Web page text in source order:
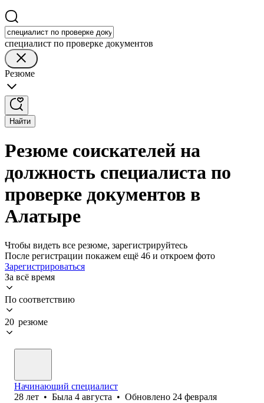
специалист по проверке документов
Резюме
Найти
Резюме соискателей на
должность специалиста по
проверке документов в
Алатыре
Чтобы видеть все резюме, зарегистрируйтесь
После регистрации покажем ещё 46 и откроем фото
Зарегистрироваться
За всё время
По соответствию
20 резюме
Начинающий специалист
28 лет • Была 4 августа • Обновлено 24 февраля